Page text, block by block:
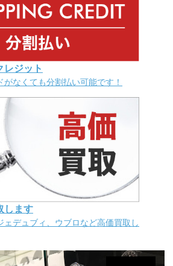
レジット
がなくても分割払い可能です！
します
ェデュブィ、ウブロなど高価買取し